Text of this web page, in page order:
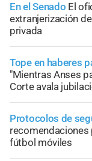
En el Senado El
extranjerización
privada
Tope en haberes
"Mientras Anses
Corte avala
Protocolos de
recomendaciones
fútbol móviles